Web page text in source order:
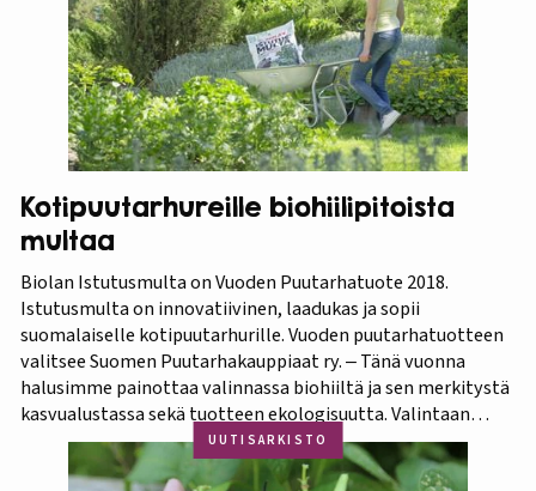
Kotipuutarhureille biohiilipitoista
multaa
Biolan Istutusmulta on Vuoden Puutarhatuote 2018.
Istutusmulta on innovatiivinen, laadukas ja sopii
suomalaiselle kotipuutarhurille. Vuoden puutarhatuotteen
valitsee Suomen Puutarhakauppiaat ry. ‒ Tänä vuonna
halusimme painottaa valinnassa biohiiltä ja sen merkitystä
kasvualustassa sekä tuotteen ekologisuutta. Valintaan
vaikuttivat myös luonnonmukaisuus ja kotimaisuus.
Finaaliin päätyneet tuotteet olivat kaikki biohiilipohjaisia.
UUTISARKISTO